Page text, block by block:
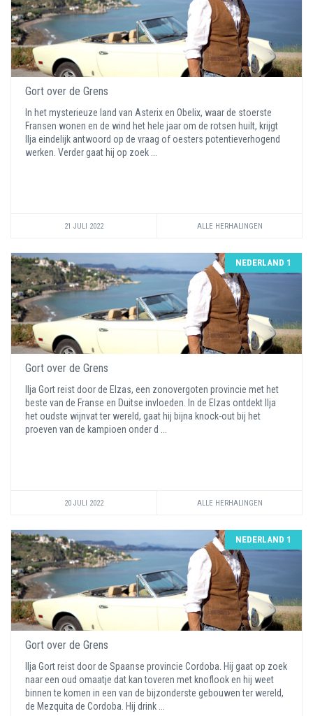
Gort over de Grens
In het mysterieuze land van Asterix en Obelix, waar de stoerste
Fransen wonen en de wind het hele jaar om de rotsen huilt, krijgt
Ilja eindelijk antwoord op de vraag of oesters potentieverhogend
werken. Verder gaat hij op zoek ...
21 JULI 2022 ALLE HERHALINGEN
NEDERLAND 1
Gort over de Grens
Ilja Gort reist door de Elzas, een zonovergoten provincie met het
beste van de Franse en Duitse invloeden. In de Elzas ontdekt Ilja
het oudste wijnvat ter wereld, gaat hij bijna knock-out bij het
proeven van de kampioen onder d ...
20 JULI 2022 ALLE HERHALINGEN
NEDERLAND 1
Gort over de Grens
Ilja Gort reist door de Spaanse provincie Cordoba. Hij gaat op zoek
naar een oud omaatje dat kan toveren met knoflook en hij weet
binnen te komen in een van de bijzonderste gebouwen ter wereld,
de Mezquita de Cordoba. Hij drink ...